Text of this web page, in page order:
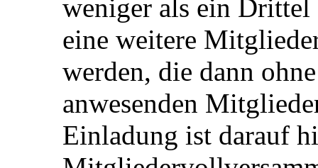
weniger als ein
eine weitere
werden, die dann
anwesenden
Einladung ist darauf